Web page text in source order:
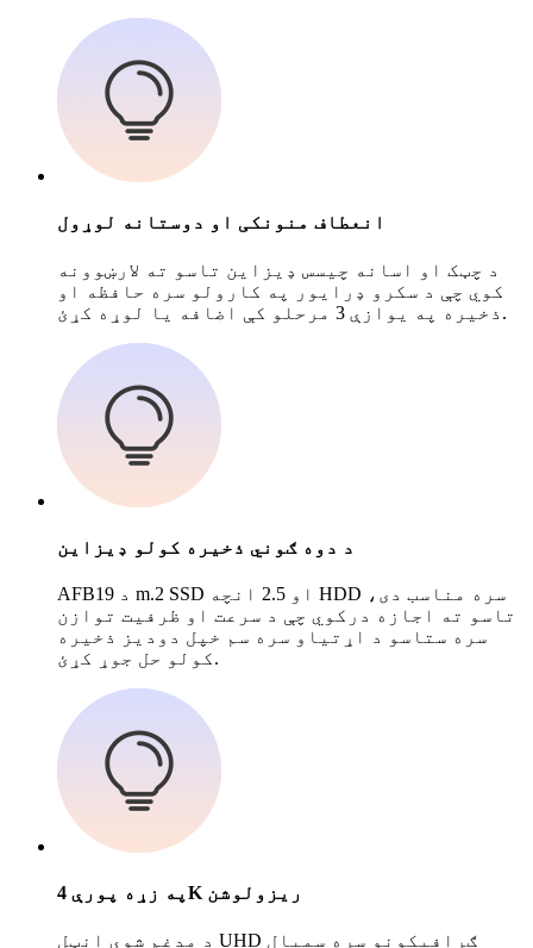
انعطاف منونکی او دوستانه لوړول
د چټک او اسانه چیسس ډیزاین تاسو ته لارښوونه
کوي چې د سکرو ډرایور په کارولو سره حافظه او
ذخیره په یوازې 3 مرحلو کې اضافه یا لوړه کړئ.
د دوه ګوني ذخیره کولو ډیزاین
AFB19 د m.2 SSD او 2.5 انچه HDD سره مناسب دی،
تاسو ته اجازه درکوي چې د سرعت او ظرفیت توازن
سره ستاسو د اړتیاو سره سم خپل دودیز ذخیره
کولو حل جوړ کړئ.
په زړه پورې 4K ریزولوشن
د مدغم شوي انټل UHD ګرافیکونو سره سمبال